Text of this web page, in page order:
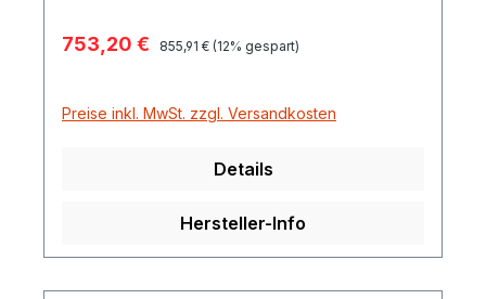
Verkaufspreis:
753,20 € Regulärer Preis:
855,91 € (12% gespart)
Preise inkl. MwSt. zzgl. Versandkosten
Details
Hersteller-Info